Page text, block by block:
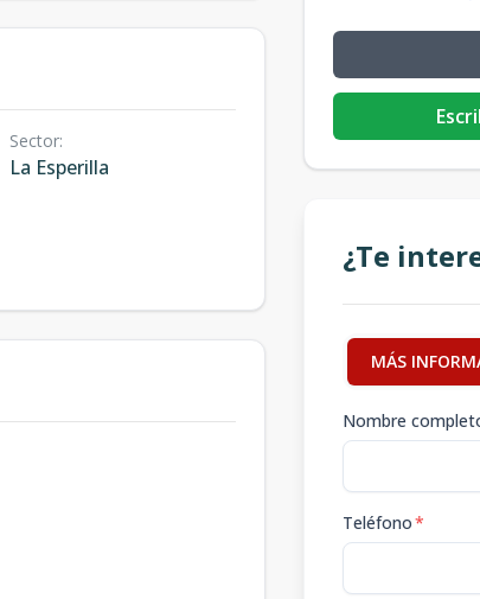
Sector:
La Esperilla
¿Te
MÁS
Nombre
Teléfono*